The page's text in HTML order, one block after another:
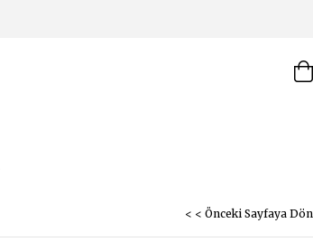
< < Önceki Sayfaya Dön